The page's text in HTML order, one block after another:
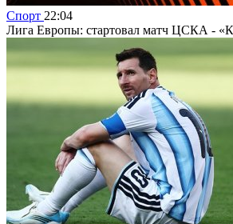
Спорт 22:04
Лига Европы: стартовал матч ЦСКА -